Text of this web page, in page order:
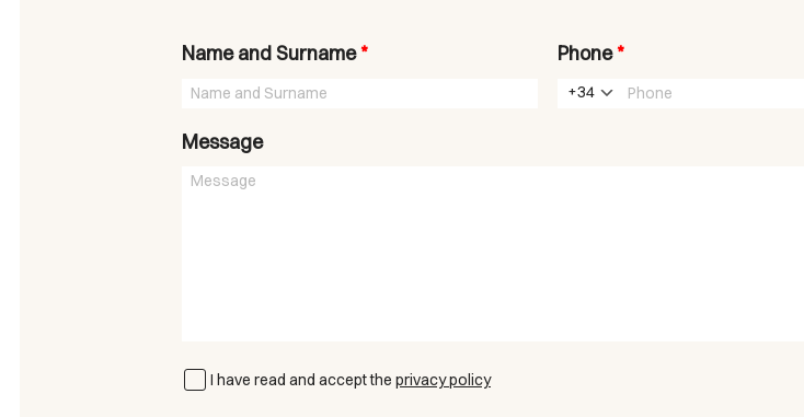
Name and Surname* Phone*
+34
Message
I have read and accept the privacy policy